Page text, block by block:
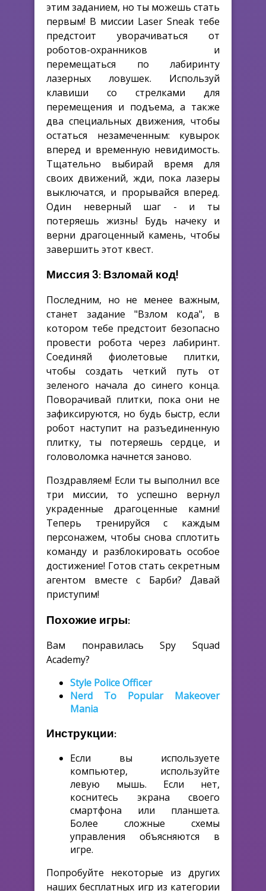
этим заданием, но ты можешь стать
первым! В миссии Laser Sneak тебе
предстоит уворачиваться от
роботов-охранников и
перемещаться по лабиринту
лазерных ловушек. Используй
клавиши со стрелками для
перемещения и подъема, а также
два специальных движения, чтобы
остаться незамеченным: кувырок
вперед и временную невидимость.
Тщательно выбирай время для
своих движений, жди, пока лазеры
выключатся, и прорывайся вперед.
Один неверный шаг - и ты
потеряешь жизнь! Будь начеку и
верни драгоценный камень, чтобы
завершить этот квест.
Миссия 3: Взломай код!
Последним, но не менее важным,
станет задание "Взлом кода", в
котором тебе предстоит безопасно
провести робота через лабиринт.
Соединяй фиолетовые плитки,
чтобы создать четкий путь от
зеленого начала до синего конца.
Поворачивай плитки, пока они не
зафиксируются, но будь быстр, если
робот наступит на разъединенную
плитку, ты потеряешь сердце, и
головоломка начнется заново.
Поздравляем! Если ты выполнил все
три миссии, то успешно вернул
украденные драгоценные камни!
Теперь тренируйся с каждым
персонажем, чтобы снова сплотить
команду и разблокировать особое
достижение! Готов стать секретным
агентом вместе с Барби? Давай
приступим!
Похожие игры:
Вам понравилась Spy Squad
Academy?
Style Police Officer
Nerd To Popular Makeover
Mania
Инструкции:
Если вы используете
компьютер, используйте
левую мышь. Если нет,
коснитесь экрана своего
смартфона или планшета.
Более сложные схемы
управления объясняются в
игре.
Попробуйте некоторые из других
наших бесплатных игр из категории